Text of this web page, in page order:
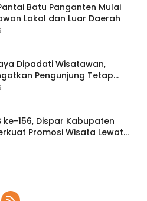
Batu Panganten Mulai
Lokal dan Luar Daerah
Dipadati Wisatawan,
Pengunjung Tetap
ke-156, Dispar Kabupaten
Promosi Wisata Lewat